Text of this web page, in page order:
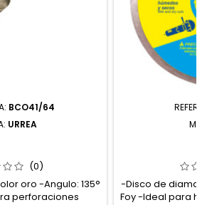
BCO41/64
URREA
URREA
(0)
oro -Angulo: 135°
perforaciones
-Disco de
Foy -Ideal para